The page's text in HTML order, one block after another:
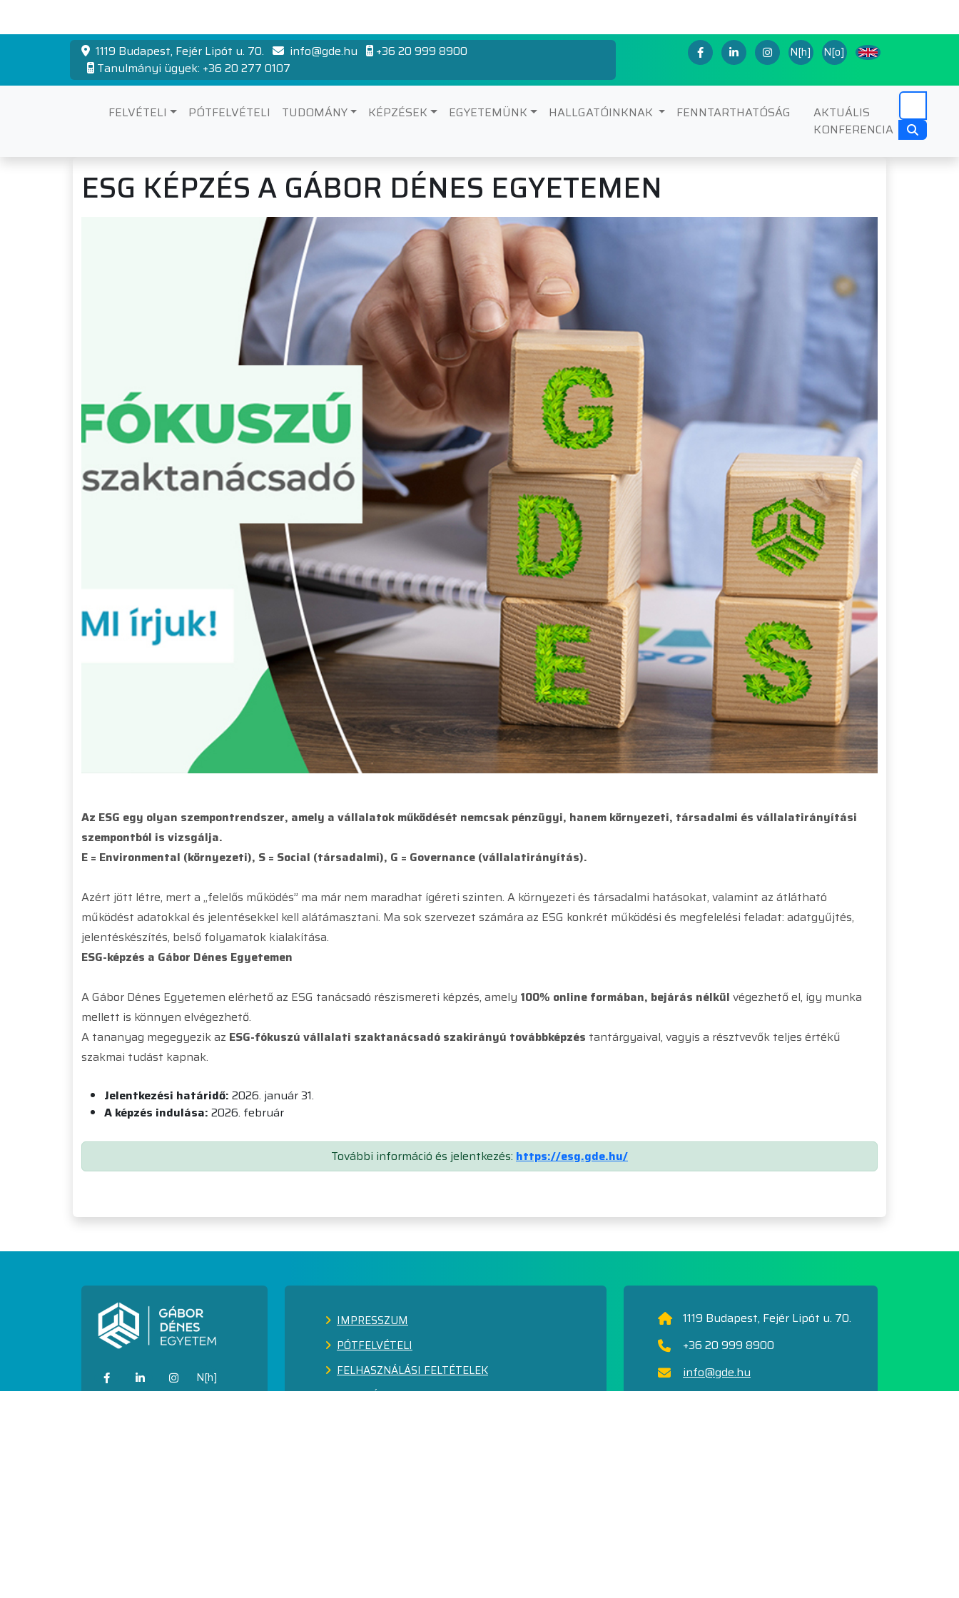
1119 Budapest, Fejér Lipót u. 70. info@gde.hu
+36 20 999 8900
Tanulmányi ügyek: +36 20 277 0107
N[h] N[o]
FELVÉTELI PÓTFELVÉTELI TUDOMÁNY KÉPZÉSEK EGYETEMÜNK HALLGATÓINKNAK FENNTARTHATÓSÁG
AKTUÁLIS
KONFERENCIA
ESG KÉPZÉS A GÁBOR DÉNES EGYETEMEN
Az ESG egy olyan szempontrendszer, amely a vállalatok működését nemcsak pénzügyi, hanem környezeti, társadalmi és vállalatirányítási
szempontból is vizsgálja.
E = Environmental (környezeti), S = Social (társadalmi), G = Governance (vállalatirányítás).
Azért jött létre, mert a „felelős működés” ma már nem maradhat ígéreti szinten. A környezeti és társadalmi hatásokat, valamint az átlátható
működést adatokkal és jelentésekkel kell alátámasztani. Ma sok szervezet számára az ESG konkrét működési és megfelelési feladat: adatgyűjtés,
jelentéskészítés, belső folyamatok kialakítása.
ESG-képzés a Gábor Dénes Egyetemen
A Gábor Dénes Egyetemen elérhető az ESG tanácsadó részismereti képzés, amely 100% online formában, bejárás nélkül végezhető el, így munka
mellett is könnyen elvégezhető.
A tananyag megegyezik az ESG-fókuszú vállalati szaktanácsadó szakirányú továbbképzés tantárgyaival, vagyis a résztvevők teljes értékű
szakmai tudást kapnak.
Jelentkezési határidő: 2026. január 31.
A képzés indulása: 2026. február
További információ és jelentkezés: https://esg.gde.hu/
N[h]
IMPRESSZUM
PÓTFELVÉTELI
FELHASZNÁLÁSI FELTÉTELEK
ADATVÉDELEM
1119 Budapest, Fejér Lipót u. 70.
+36 20 999 8900
info@gde.hu